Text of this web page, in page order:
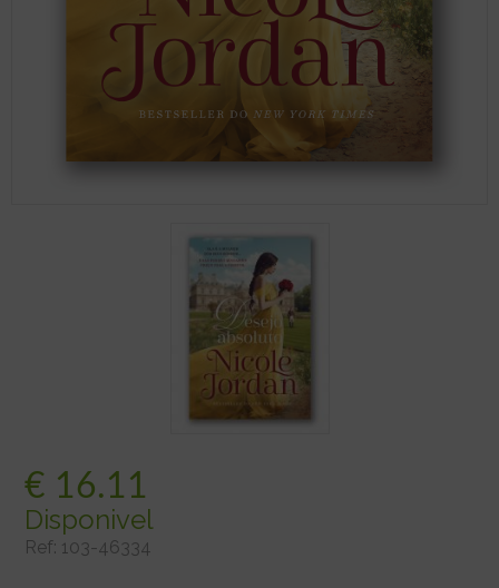
€ 16.11
Disponivel
Ref: 103-46334